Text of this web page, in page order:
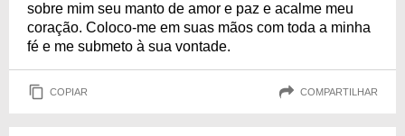
sobre mim seu manto de amor e paz e acalme meu
coração. Coloco-me em suas mãos com toda a minha
fé e me submeto à sua vontade.
COPIAR COMPARTILHAR